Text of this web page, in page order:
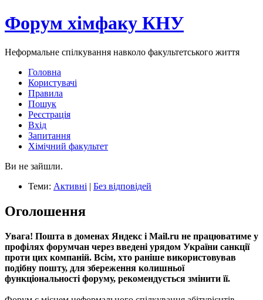
Форум хімфаку КНУ
Неформальне спілкування навколо факультетського життя
Головна
Користувачі
Правила
Пошук
Реєстрація
Вхід
Запитання
Хімічний факультет
Ви не зайшли.
Теми: Активні | Без відповідей
Оголошення
Увага! Пошта в доменах Яндекс і Mail.ru не працюватиме у
профілях форумчан через введені урядом України санкції
проти цих компаній. Всім, хто раніше використовував
подібну пошту, для збереження колишньої
функціональності форуму, рекомендується змінити її.